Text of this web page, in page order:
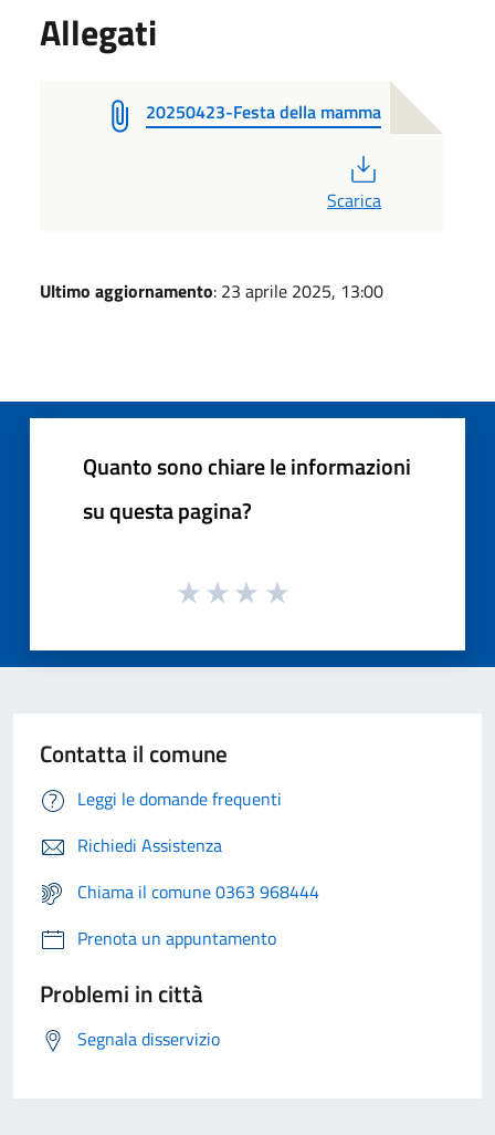
Allegati
20250423-Festa della mamma
Scarica
Ultimo aggiornamento: 23 aprile 2025, 13:00
Quanto sono chiare le informazioni
su questa pagina?
Contatta il comune
Leggi le domande frequenti
Richiedi Assistenza
Chiama il comune 0363 968444
Prenota un appuntamento
Problemi in città
Segnala disservizio